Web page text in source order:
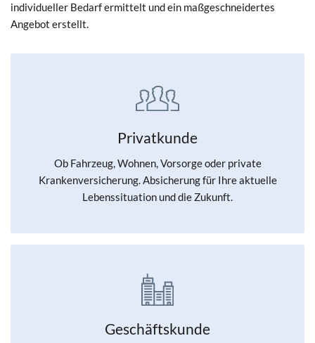
individueller Bedarf ermittelt und ein maßgeschneidertes
Angebot erstellt.
Privatkunde
Ob Fahrzeug, Wohnen, Vorsorge oder private
Krankenversicherung. Absicherung für Ihre aktuelle
Lebenssituation und die Zukunft.
Geschäftskunde